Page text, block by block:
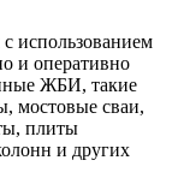
использованием
и оперативно
ЖБИ, такие
мостовые сваи,
плиты
и других